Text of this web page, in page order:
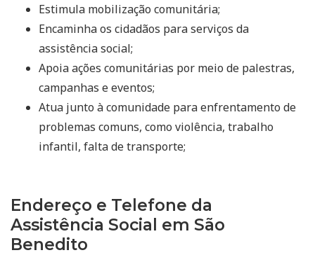
Estimula mobilização comunitária;
Encaminha os cidadãos para serviços da
assistência social;
Apoia ações comunitárias por meio de palestras,
campanhas e eventos;
Atua junto à comunidade para enfrentamento de
problemas comuns, como violência, trabalho
infantil, falta de transporte;
Endereço e Telefone da
Assistência Social em São
Benedito